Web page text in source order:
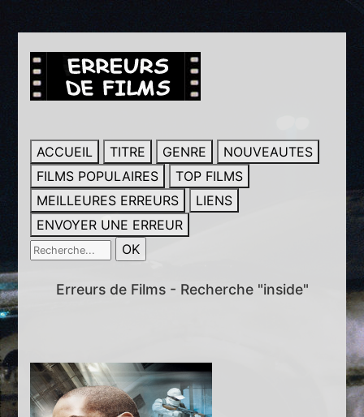
ACCUEIL TITRE GENRE
NOUVEAUTES
FILMS POPULAIRES
TOP FILMS
MEILLEURES ERREURS
LIENS
ENVOYER UNE ERREUR
Erreurs de Films - Recherche "inside"